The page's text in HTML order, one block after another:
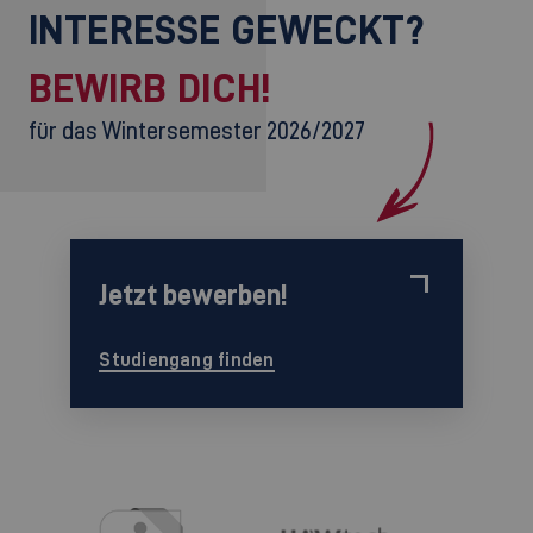
INTERESSE GEWECKT?
BEWIRB DICH!
für das Wintersemester 2026/2027
Jetzt bewerben!
Studiengang finden